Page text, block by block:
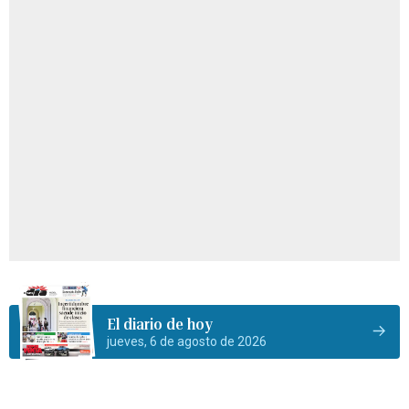
El diario de hoy
jueves, 6 de agosto de 2026